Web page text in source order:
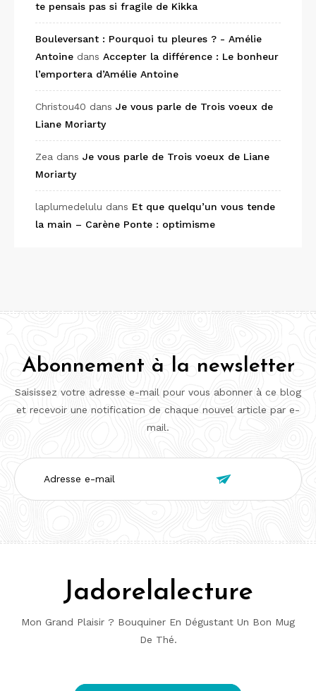
te pensais pas si fragile de Kikka
Bouleversant : Pourquoi tu pleures ? - Amélie
Antoine dans Accepter la différence : Le bonheur
l’emportera d’Amélie Antoine
Christou40 dans Je vous parle de Trois voeux de
Liane Moriarty
Zea dans Je vous parle de Trois voeux de Liane
Moriarty
laplumedelulu dans Et que quelqu’un vous tende
la main – Carène Ponte : optimisme
Abonnement à la newsletter
Saisissez votre adresse e-mail pour vous abonner à ce blog
et recevoir une notification de chaque nouvel article par e-
mail.
Adresse
e-
mail

Jadorelalecture
Mon Grand Plaisir ? Bouquiner En Dégustant Un Bon Mug
De Thé.